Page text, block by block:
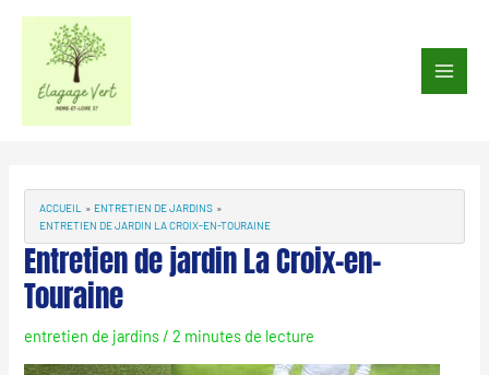
Aller
contenu
Main
ACCUEIL
ENTRETIEN DE JARDINS
ENTRETIEN DE JARDIN LA CROIX-EN-TOURAINE
Entretien de jardin La Croix-en-
Touraine
entretien de jardins/2 minutes de lecture
articles